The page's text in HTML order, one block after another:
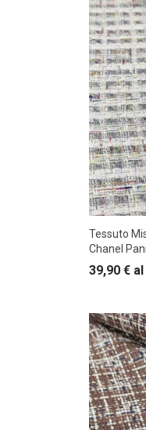
Tessuto
Chanel
39,90 €